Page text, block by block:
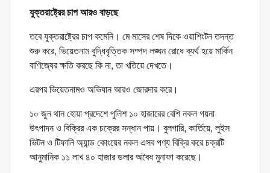
যুক্তরাষ্ট্রের চাপ আরও বাড়ছে
তবে যুক্তরাষ্ট্রের চাপ কমেনি। মে মাসের শেষ দিকে ওয়াশিংটন তদন্ত
শুরু করে, ভিয়েতনাম বুদ্ধিবৃত্তিক সম্পদ লঙ্ঘন রোধে ব্যর্থ হয়ে মার্কিন
বাণিজ্যের ক্ষতি করছে কি না, তা খতিয়ে দেখতে।
এরপর ভিয়েতনামও অভিযান আরও জোরদার করে।
১০ জুন থান হোয়া প্রদেশে পুলিশ ১০ হাজারের বেশি নকল গয়না
উৎপাদন ও বিক্রির এক চক্রের সন্ধান পায়। বুলগারি, কার্তিয়ে, লুইস
ভিটন ও টিফানি অ্যান্ড কোংয়ের নকল এসব পণ্য বিক্রি করে চক্রটি
আনুমানিক ১১ লাখ ৪০ হাজার ডলার অবৈধ মুনাফা করেছে।